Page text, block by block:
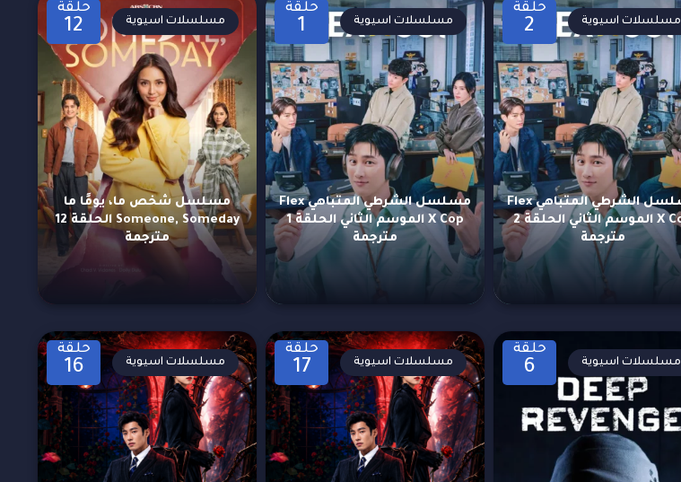
حلقة
2
مسلسل الشرطي المتباهي Flex
X Cop الموسم الثاني الحلقة 2
مترجمة
مسلسلات اسيوية
حلقة
1
مسلسل الشرطي المتباهي Flex
X Cop الموسم الثاني الحلقة 1
مترجمة
مسلسلات اسيوية
حلقة
12
مسلسل شخص ما، يومًا ما
Someone, Someday الحلقة 12
مترجمة
مسلسلات اسيوية
حلقة
6 مسلسلات اسيوية
حلقة
17 مسلسلات اسيوية
حلقة
16 مسلسلات اسيوية